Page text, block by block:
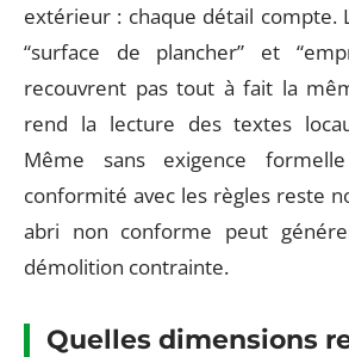
extérieur : chaque détail compte.
“surface de plancher” et
recouvrent pas tout à fait la
rend la lecture des textes
Même sans exigence
conformité avec les règles reste
abri non conforme peut
démolition contrainte.
Quelles dimensions